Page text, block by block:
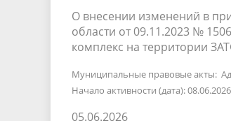
О внесении изменений в
области от 09.11.2023 №
комплекс на территории
Муниципальные правовые акты:
Начало активности (дата): 08.06.2026
05.06.2026